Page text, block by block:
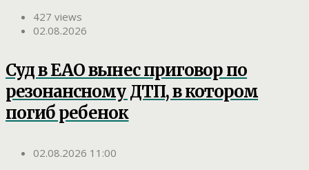
427 views
02.08.2026
Суд в ЕАО вынес приговор по
резонансному ДТП, в котором
погиб ребенок
02.08.2026 11:00